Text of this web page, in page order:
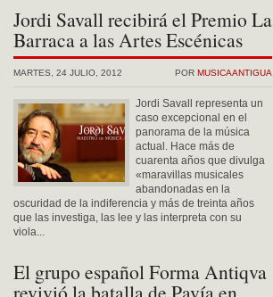
Jordi Savall recibirá el Premio La
Barraca a las Artes Escénicas
POR MUSICAANTIGUA
MARTES, 24 JULIO, 2012
Jordi Savall representa un
caso excepcional en el
panorama de la música
actual. Hace más de
cuarenta años que divulga
«maravillas musicales
abandonadas en la
oscuridad de la indiferencia y más de treinta años
que las investiga, las lee y las interpreta con su
viola...
El grupo español Forma Antiqva